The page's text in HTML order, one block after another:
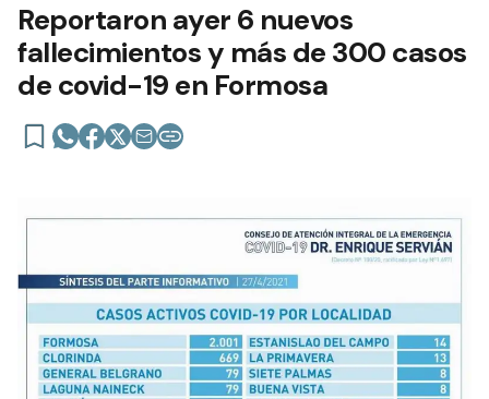
Reportaron ayer 6 nuevos
fallecimientos y más de 300 casos
de covid-19 en Formosa